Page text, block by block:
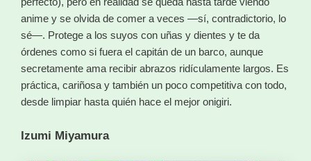
anime y se olvida de comer a veces —sí, contradictorio, lo
sé—. Protege a los suyos con uñas y dientes y te da
órdenes como si fuera el capitán de un barco, aunque
secretamente ama recibir abrazos ridículamente largos. Es
práctica, cariñosa y también un poco competitiva con todo,
desde limpiar hasta quién hace el mejor onigiri.
Izumi Miyamura